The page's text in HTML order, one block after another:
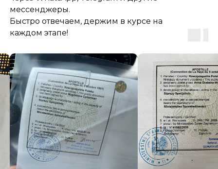
мессенджеры.
Быстро отвечаем, держим в курсе на
каждом этапе!